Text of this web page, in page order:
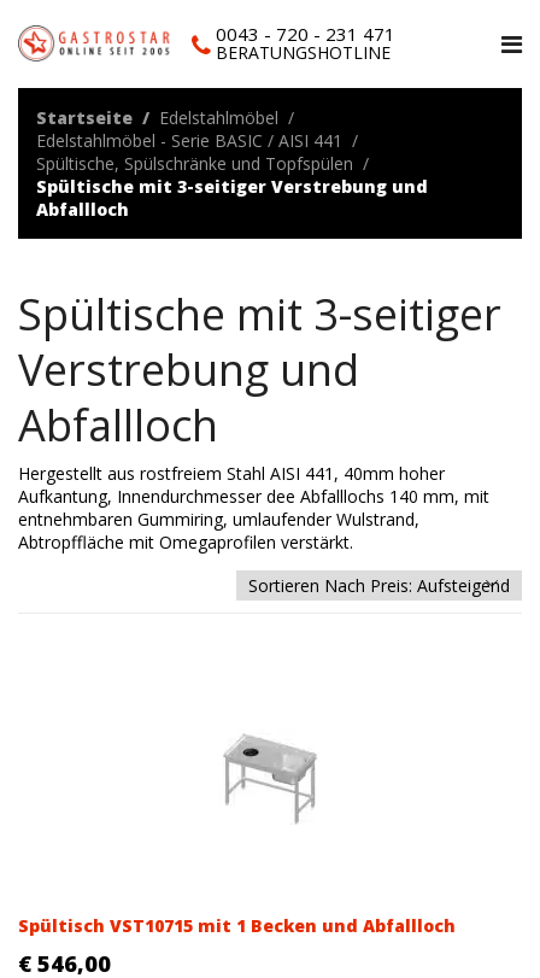
0043 - 720 - 231 471
BERATUNGSHOTLINE
Startseite
Edelstahlmöbel
Edelstahlmöbel - Serie BASIC / AISI 441
Spültische, Spülschränke und Topfspülen
Spültische mit 3-seitiger Verstrebung und
Abfallloch
Spültische mit 3-seitiger
Verstrebung und
Abfallloch
Hergestellt aus rostfreiem Stahl AISI 441, 40mm hoher
Aufkantung, Innendurchmesser dee Abfalllochs 140 mm, mit
entnehmbaren Gummiring, umlaufender Wulstrand,
Abtropffläche mit Omegaprofilen verstärkt.
Spültisch VST10715 mit 1 Becken und Abfallloch
€ 546,00